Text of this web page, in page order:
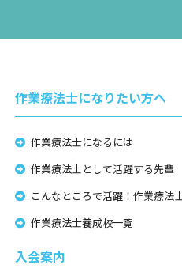
作業療法士になりたい方へ
作業療法士になるには
作業療法士として活躍する先輩
こんなところで活躍！作業療法
作業療法士養成校一覧
入会案内